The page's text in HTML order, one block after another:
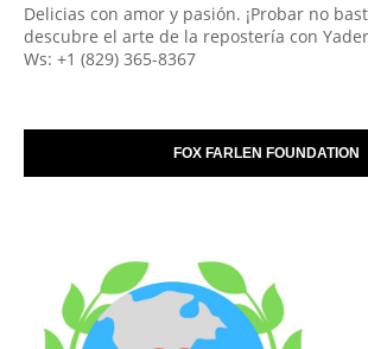
Delicias con amor y pasión. ¡Probar no
descubre el arte de la repostería con
Ws: +1 (829) 365-8367
FOX FARLEN FOUNDATION